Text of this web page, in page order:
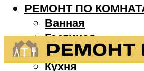
РЕМОНТ ПО
Ванная
Гостиная
Детская
Кухня